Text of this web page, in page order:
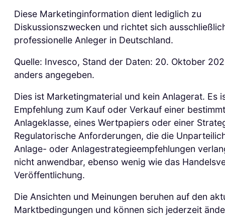
Diese Marketinginformation dient lediglich zu
Diskussionszwecken und richtet sich
professionelle Anleger in Deutschland.
Quelle: Invesco, Stand der Daten: 20. Oktober
anders angegeben.
Dies ist Marketingmaterial und kein Anlagerat. Es
Empfehlung zum Kauf oder Verkauf einer
Anlageklasse, eines Wertpapiers oder einer
Regulatorische Anforderungen, die die
Anlage- oder Anlagestrategieempfehlungen
nicht anwendbar, ebenso wenig wie das
Veröffentlichung.
Die Ansichten und Meinungen beruhen auf den
Marktbedingungen und können sich jederzeit